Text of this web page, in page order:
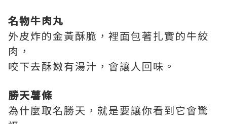
名物牛肉丸
外皮炸的金黃酥脆，裡面包著扎實的牛絞
肉，
咬下去酥嫩有湯汁，會讓人回味。
勝天薯條
為什麼取名勝天，就是要讓你看到它會驚